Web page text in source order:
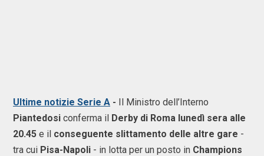
Ultime notizie Serie A - Il Ministro dell’Interno
Piantedosi conferma il Derby di Roma lunedì sera alle
20.45 e il conseguente slittamento delle altre gare -
tra cui Pisa-Napoli - in lotta per un posto in Champions